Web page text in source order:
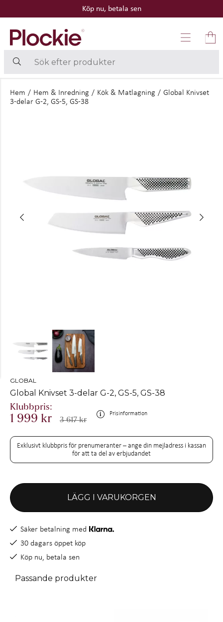
Köp nu, betala sen
Hem / Hem & Inredning / Kök & Matlagning / Global Knivset
3-delar G-2, GS-5, GS-38
GLOBAL
Global Knivset 3-delar G-2, GS-5, GS-38
1 999 kr 3 617 kr
Prisinformation
Exklusivt klubbpris för prenumeranter – ange din mejladress i kassan
för att ta del av erbjudandet
LÄGG I VARUKORGEN
Säker betalning med
30 dagars öppet köp
Köp nu, betala sen
Passande produkter